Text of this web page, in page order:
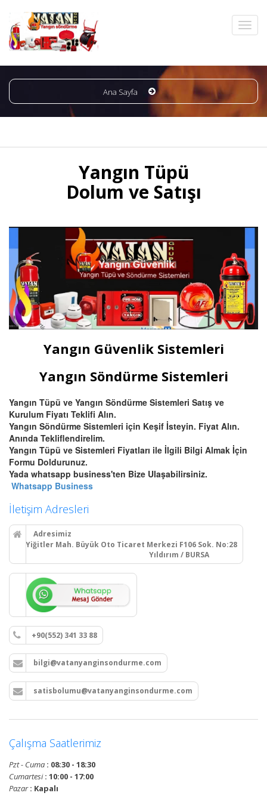
Ana Sayfa
Yangın Tüpü
Dolum ve Satışı
Yangın Güvenlik Sistemleri
Yangın Söndürme Sistemleri
Yangın Tüpü ve Yangın Söndürme Sistemleri Satış ve
Kurulum Fiyatı Teklifi Alın.
Yangın Söndürme Sistemleri için Keşif İsteyin. Fiyat Alın.
Anında Tekliflendirelim.
Yangın Tüpü ve Sistemleri Fiyatları ile İlgili Bilgi Almak İçin
Formu Doldurunuz.
Yada whatsapp business'ten Bize Ulaşabilirsiniz.
Whatsapp Business
İletişim Adresleri
Adresimiz
Yiğitler Mah. Büyük Oto Ticaret Merkezi F106 Sok. No:28
Yıldırım / BURSA
+90(552) 341 33 88
bilgi@vatanyanginsondurme.com
satisbolumu@vatanyanginsondurme.com
Çalışma Saatlerimiz
Pzt - Cuma : 08:30 - 18:30
Cumartesi: 10:00 - 17:00
Pazar: Kapalı